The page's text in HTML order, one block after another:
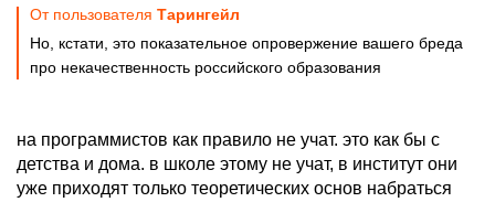
От пользователя Тарингейл
Но, кстати, это показательное опровержение вашего бреда
про некачественность российского образования
на программистов как правило не учат. это как бы с
детства и дома. в школе этому не учат, в институт они
уже приходят только теоретических основ набраться